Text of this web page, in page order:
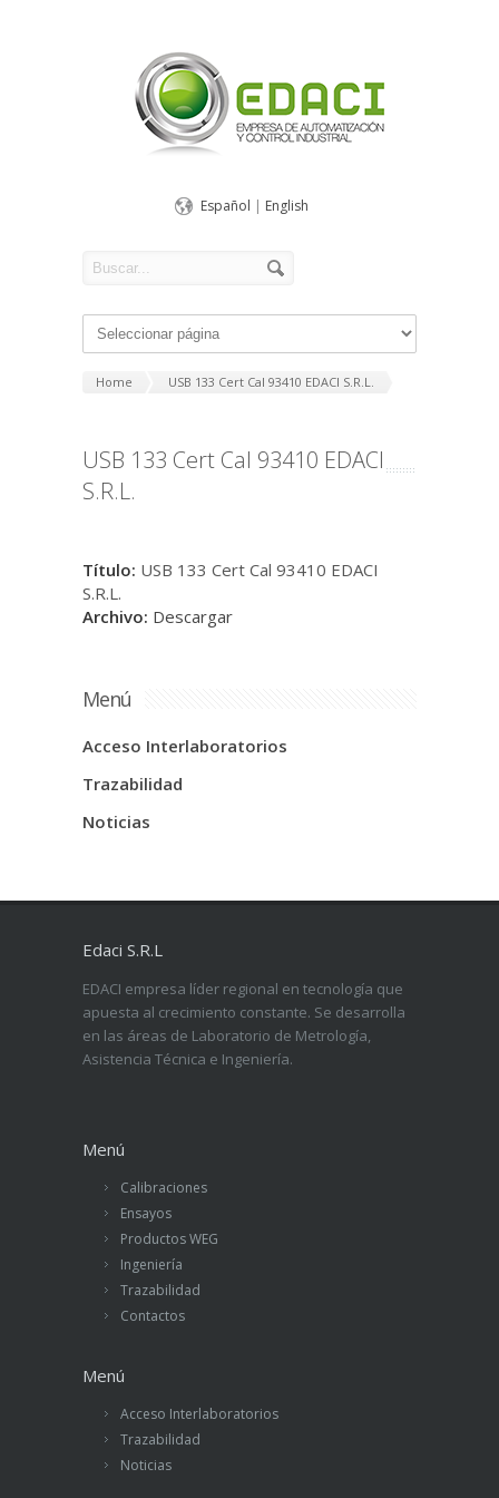
Español | English
Home USB 133 Cert Cal 93410 EDACI S.R.L.
USB 133 Cert Cal 93410 EDACI
S.R.L.
Título: USB 133 Cert Cal 93410 EDACI
S.R.L.
Archivo: Descargar
Menú
Acceso Interlaboratorios
Trazabilidad
Noticias
Edaci S.R.L
EDACI empresa líder regional en tecnología que
apuesta al crecimiento constante. Se desarrolla
en las áreas de Laboratorio de Metrología,
Asistencia Técnica e Ingeniería.
Menú
Calibraciones
Ensayos
Productos WEG
Ingeniería
Trazabilidad
Contactos
Menú
Acceso Interlaboratorios
Trazabilidad
Noticias